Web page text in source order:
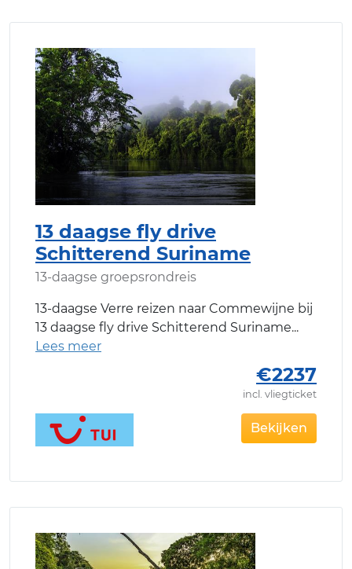
13 daagse fly drive
Schitterend Suriname
13-daagse groepsrondreis
13-daagse Verre reizen naar Commewijne bij
13 daagse fly drive Schitterend Suriname
€2237
incl. vliegticket
Bekijken